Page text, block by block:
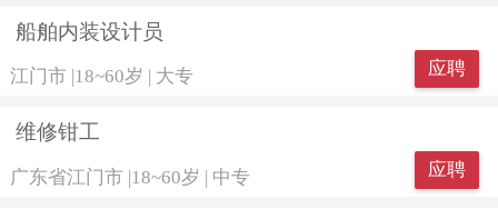
船舶内装设计员
江门市 18~60岁 大专 应聘
维修钳工
广东省江门市 |18~60岁 | 中专 应聘